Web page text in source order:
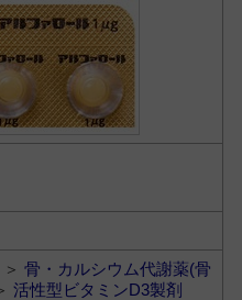
＞骨・カルシウム代謝薬(骨
活性型ビタミンD3製剤